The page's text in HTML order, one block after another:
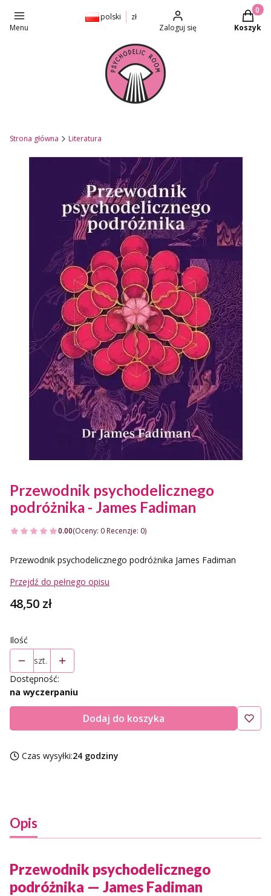
Menu
polski
zł
Zaloguj się
Koszyk
Strona główna Literatura
Przewodnik psychodelicznego
podróżnika - James Fadiman
0.00(Oceny: 0 Recenzje: 0)
Przewodnik psychodelicznego podróżnika James Fadiman
Przejdź do pełnego opisu
Cena
48,50 zł
Ilość
szt.
Dostępność:
na wyczerpaniu
Dodaj do koszyka
Czas wysyłki:24 godziny
Opis
Przewodnik psychodelicznego
podróżnika — James Fadiman